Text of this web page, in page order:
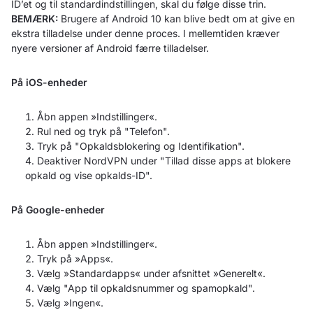
ID’et og til standardindstillingen, skal du følge disse trin.
BEMÆRK: Brugere af Android 10 kan blive bedt om at give en
ekstra tilladelse under denne proces. I mellemtiden kræver
nyere versioner af Android færre tilladelser.
På iOS-enheder
Åbn appen »Indstillinger«.
Rul ned og tryk på "Telefon".
Tryk på "Opkaldsblokering og Identifikation".
Deaktiver NordVPN under "Tillad disse apps at blokere
opkald og vise opkalds-ID".
På Google-enheder
Åbn appen »Indstillinger«.
Tryk på »Apps«.
Vælg »Standardapps« under afsnittet »Generelt«.
Vælg "App til opkaldsnummer og spamopkald".
Vælg »Ingen«.